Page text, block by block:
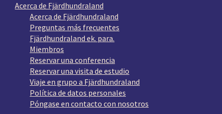
Acerca de Fjärdhundraland
Acerca de Fjärdhundraland
Preguntas más frecuentes
Fjärdhundraland ek. para.
Miembros
Reservar una conferencia
Reservar una visita de estudio
Viaje en grupo a Fjärdhundraland
Política de datos personales
Póngase en contacto con nosotros